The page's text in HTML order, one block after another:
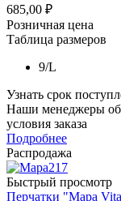
685,00 ₽
Розничная цена
Таблица размеров
9/L
Узнать срок
Наши менеджеры
условия заказа
Подробнее
Распродажа
Быстрый просмотр
Перчатки "Mapa